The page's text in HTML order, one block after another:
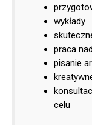
wykłady
praca
pisanie
celu